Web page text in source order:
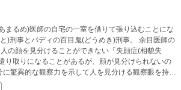
まるめ)医師の自宅の一室を借りて張り込むことにな
)刑事とバディの百目鬼(どうめき)刑事。 余目医師の
の顔を見分けることができない「失顔症(相貌失
り取りになることがあるが、顔が見分けられないの
驚異的な観察力を示して人を見分ける観察眼を持っ
かの形で顔を偽った犯人が、花織の観察眼がきっか